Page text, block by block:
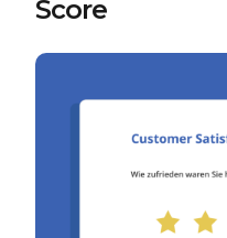
Score